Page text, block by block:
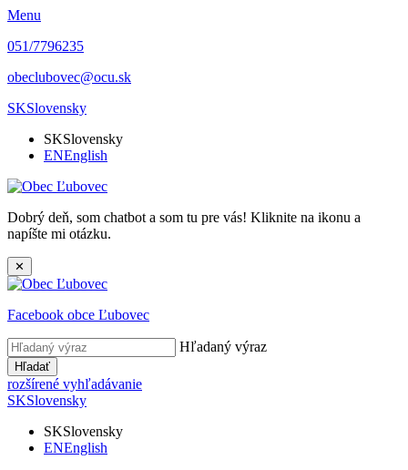
Menu
051/7796235
obeclubovec@ocu.sk
SKSlovensky
SKSlovensky
ENEnglish
Dobrý deň, som chatbot a som tu pre vás! Kliknite na ikonu a
napíšte mi otázku.
✕
Facebook obce Ľubovec
Hľadaný výraz
Hľadať
rozšírené vyhľadávanie
SKSlovensky
SKSlovensky
ENEnglish